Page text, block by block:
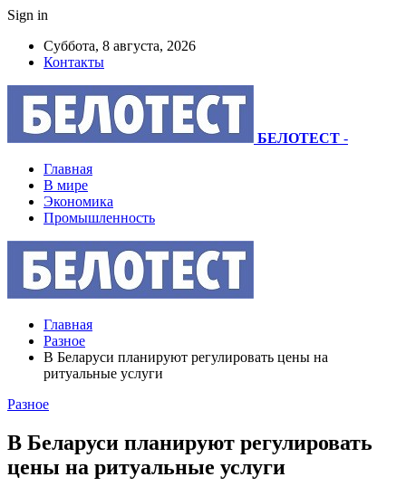
Sign in
Суббота, 8 августа, 2026
Контакты
БЕЛОТЕСТ -
Главная
В мире
Экономика
Промышленность
Главная
Разное
В Беларуси планируют регулировать цены на
ритуальные услуги
Разное
В Беларуси планируют регулировать
цены на ритуальные услуги